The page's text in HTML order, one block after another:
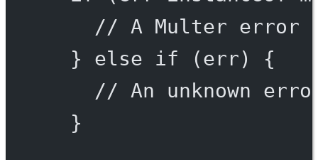
// A Multer error
} else if (err) {
// An unknown
}